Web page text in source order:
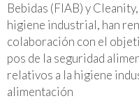
Bebidas (FIAB) y
higiene industrial, han
colaboración con el
pos de la seguridad
relativos a la higiene
alimentación